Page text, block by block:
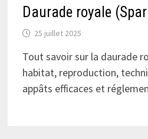
Daurade royale
25 juillet 2025
Tout savoir sur la daurade
habitat, reproduction,
appâts efficaces et